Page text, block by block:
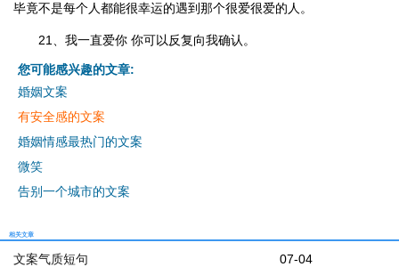
毕竟不是每个人都能很幸运的遇到那个很爱很爱的人。
21、我一直爱你 你可以反复向我确认。
您可能感兴趣的文章:
婚姻文案
有安全感的文案
婚姻情感最热门的文案
微笑
告别一个城市的文案
相关文章
07-04
文案气质短句